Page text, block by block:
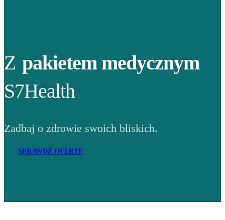
Z pakietem medycznym
S7Health
Zadbaj o zdrowie swoich bliskich.
SPRAWDŹ OFERTĘ